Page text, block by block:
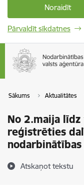
Noraidīt
Pārvaldīt sīkdatnes
Sākums Aktualitātes
No 2.maija
reģistrēties
nodarbinātības
Atskaņot tekstu